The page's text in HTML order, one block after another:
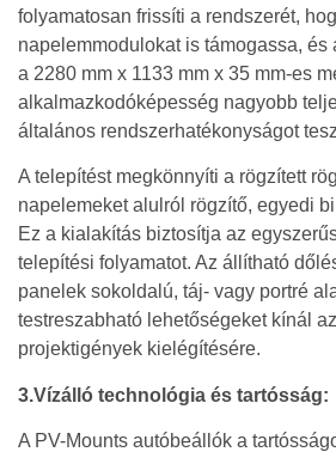
folyamatosan frissíti a rendszerét,
napelemmodulokat is támogassa, és
a 2280 mm x 1133 mm x 35 mm-es
alkalmazkodóképesség nagyobb
általános rendszerhatékonyságot
A telepítést megkönnyíti a rögzített
napelemeket alulról rögzítő, egyedi
Ez a kialakítás biztosítja az
telepítési folyamatot. Az állítható
panelek sokoldalú, táj- vagy portré
testreszabható lehetőségeket kínál
projektigények kielégítésére.
3.Vízálló technológia és tartósság:
A PV-Mounts autóbeállók a